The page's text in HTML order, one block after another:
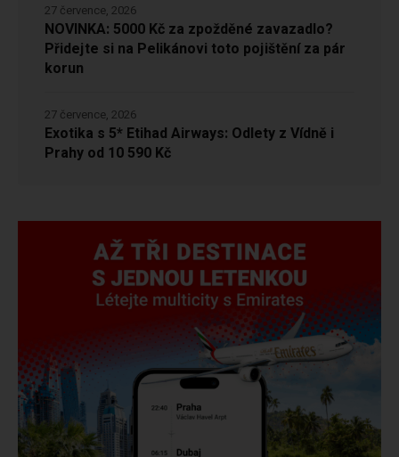
NOVINKA: 5000 Kč za zpožděné zavazadlo?
Přidejte si na Pelikánovi toto pojištění za pár
korun
27 července, 2026
Exotika s 5* Etihad Airways: Odlety z Vídně i
Prahy od 10 590 Kč
27 července, 2026